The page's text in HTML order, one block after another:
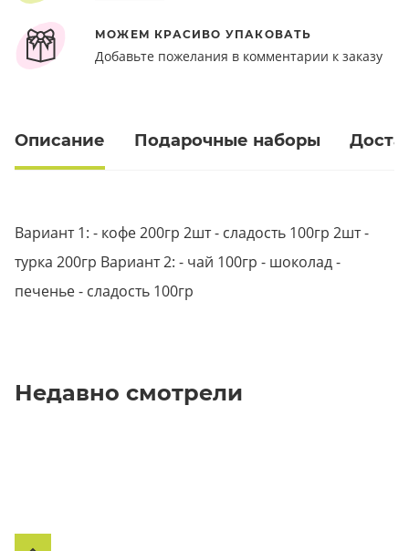
МОЖЕМ КРАСИВО УПАКОВАТЬ
Добавьте пожелания в комментарии к заказу
Описание Подарочные наборы
Вариант 1: - кофе 200гр 2шт - сладость 100гр 2шт -
турка 200гр Вариант 2: - чай 100гр - шоколад -
печенье - сладость 100гр
Недавно смотрели